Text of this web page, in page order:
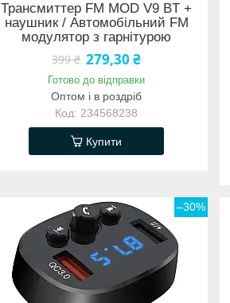
Трансмиттер FM MOD V9 BT +
наушник / Автомобільний FM
модулятор з гарнітурою
399 ₴ 279,30 ₴
Готово до відправки
Оптом і в роздріб
234568238
Купити
–30%